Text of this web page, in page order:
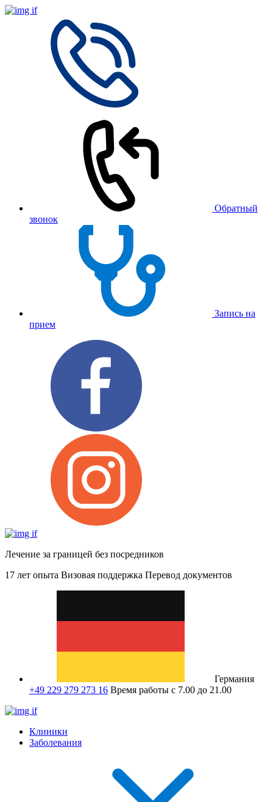
Обратный
звонок
Запись на
прием
Лечение за границей без посредников
17 лет опыта Визовая поддержка Перевод документов
Германия
+49 229 279 273 16 Время работы с 7.00 до 21.00
Клиники
Заболевания